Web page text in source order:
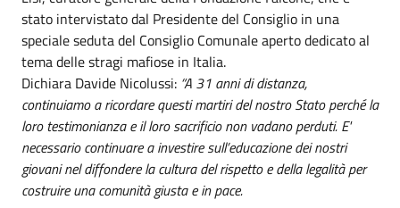
stato intervistato dal Presidente del Consiglio in una
speciale seduta del Consiglio Comunale aperto dedicato al
tema delle stragi mafiose in Italia.
Dichiara Davide Nicolussi: “A 31 anni di distanza,
continuiamo a ricordare questi martiri del nostro Stato perché la
loro testimonianza e il loro sacrificio non vadano perduti. E'
necessario continuare a investire sull’educazione dei nostri
giovani nel diffondere la cultura del rispetto e della legalità per
costruire una comunità giusta e in pace.